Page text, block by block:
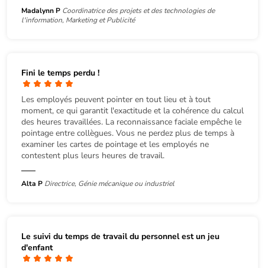
Madalynn P Coordinatrice des projets et des technologies de
l'information, Marketing et Publicité
Fini le temps perdu !
Les employés peuvent pointer en tout lieu et à tout
moment, ce qui garantit l'exactitude et la cohérence du calcul
des heures travaillées. La reconnaissance faciale empêche le
pointage entre collègues. Vous ne perdez plus de temps à
examiner les cartes de pointage et les employés ne
contestent plus leurs heures de travail.
Alta P Directrice, Génie mécanique ou industriel
Le suivi du temps de travail du personnel est un jeu
d'enfant